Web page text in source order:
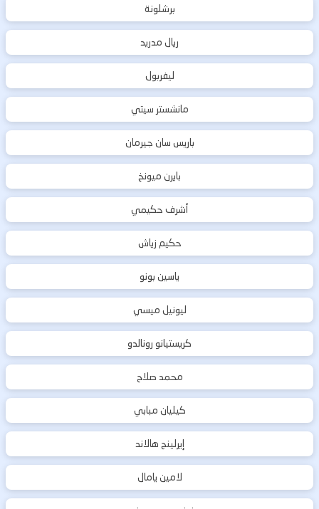
برشلونة
ريال مدريد
ليفربول
مانشستر سيتي
باريس سان جيرمان
بايرن ميونخ
أشرف حكيمي
حكيم زياش
ياسين بونو
ليونيل ميسي
كريستيانو رونالدو
محمد صلاح
كيليان مبابي
إيرلينج هالاند
لامين يامال